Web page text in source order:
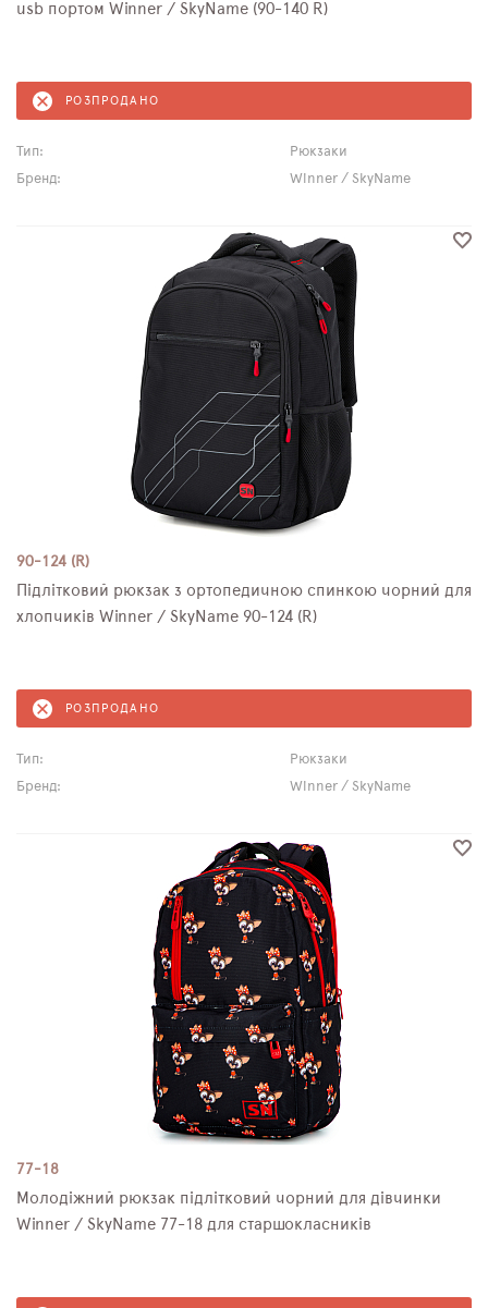
usb портом Winner / SkyName (90-140 R)
РОЗПРОДАНО
Тип:
Рюкзаки
Бренд:
Winner / SkyName
90-124 (R)
Підлітковий рюкзак з ортопедичною спинкою чорний для
хлопчиків Winner / SkyName 90-124 (R)
РОЗПРОДАНО
Тип:
Рюкзаки
Бренд:
Winner / SkyName
77-18
Молодіжний рюкзак підлітковий чорний для дівчинки
Winner / SkyName 77-18 для старшокласників